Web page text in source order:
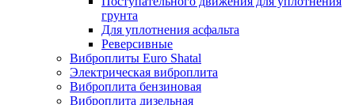
грунта
Для уплотнения асфальта
Реверсивные
Виброплиты Euro Shatal
Электрическая виброплита
Виброплита бензиновая
Виброплита дизельная